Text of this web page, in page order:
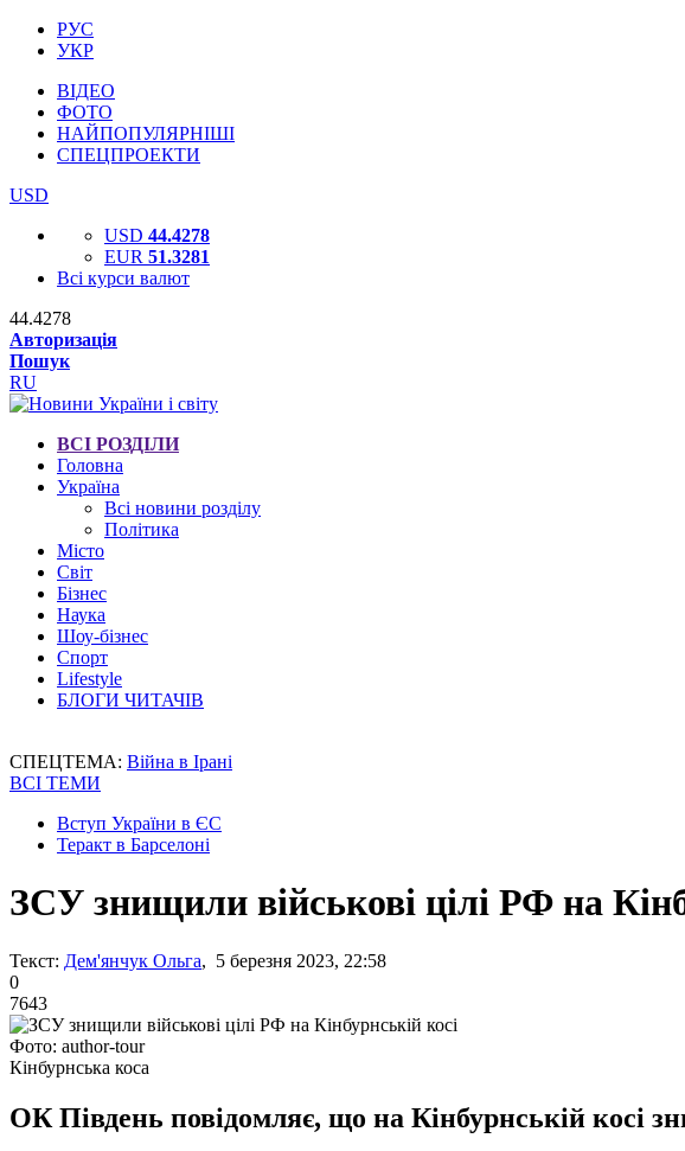
РУС
УКР
ВІДЕО
ФОТО
НАЙПОПУЛЯРНІШІ
СПЕЦПРОЕКТИ
USD
USD 44.4278
EUR 51.3281
Всі курси валют
44.4278
Авторизація
Пошук
RU
ВСІ РОЗДІЛИ
Головна
Україна
Всі новини розділу
Політика
Місто
Світ
Бізнес
Наука
Шоу-бізнес
Спорт
Lifestyle
БЛОГИ ЧИТАЧІВ
СПЕЦТЕМА: Війна в Ірані
ВСІ ТЕМИ
Вступ України в ЄС
Теракт в Барселоні
ЗСУ знищили військові цілі РФ на
Текст: Дем'янчук Ольга, 5 березня 2023, 22:58
0
7643
Фото: author-tour
Кінбурнська коса
ОК Південь повідомляє, що на Кінбурнській косі